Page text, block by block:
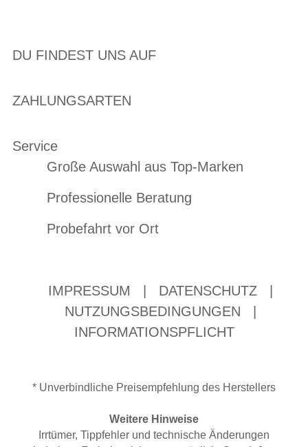
DU FINDEST UNS AUF
ZAHLUNGSARTEN
Service
Große Auswahl aus Top-Marken
Professionelle Beratung
Probefahrt vor Ort
IMPRESSUM DATENSCHUTZ
NUTZUNGSBEDINGUNGEN
INFORMATIONSPFLICHT
* Unverbindliche Preisempfehlung des Herstellers
Weitere Hinweise
Irrtümer, Tippfehler und technische Änderungen